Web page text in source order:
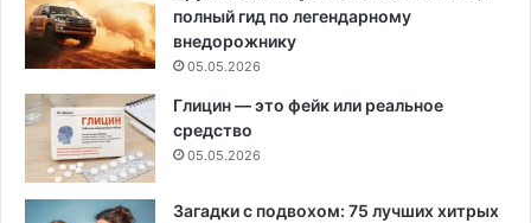
полный гид по легендарному
внедорожнику
05.05.2026
Глицин — это фейк или реальное
средство
05.05.2026
Загадки с подвохом: 75 лучших хитрых